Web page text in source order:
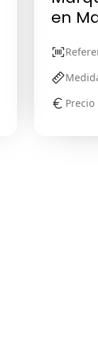
en
Precio